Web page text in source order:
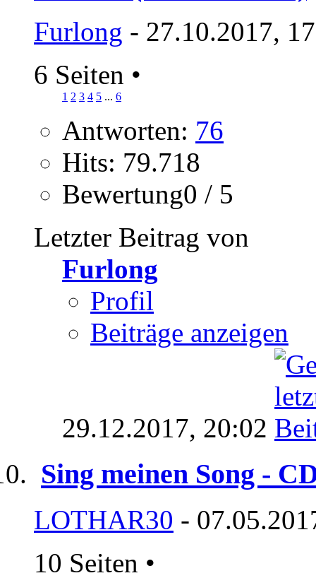
Furlong - 27.10.2017,
6 Seiten •
1 2 3 4 5 ... 6
Antworten: 76
Hits: 79.718
Bewertung0 / 5
Letzter Beitrag von
Furlong
Profil
Beiträge anzeigen
29.12.2017, 20:02
Sing meinen Song -
LOTHAR30 -
10 Seiten •